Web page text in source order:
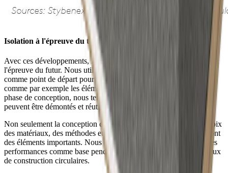
Isolation à l'épreuve du temps de Kingspan Unidek
Avec ces développements, Kingspan Unidek vise une production à
l'épreuve du futur. Nous utilisons le principe "Cradle to Cradle"
comme point de départ pour le développement de nos produits
comme par exemple les éléments de toiture Unidek Aero. Dès la
phase de conception, nous tenons compte du fait que ces éléments
peuvent être démontés et réutilisés à la fin de leur cycle de vie.
Non seulement la conception du produit y est adaptée, mais le choix
des matériaux, des méthodes et des processus de production en sont
des éléments importants. Nous choisissons d'utiliser l'ensemble des
performances comme base pendant le cycle de vie de nos matériaux
de construction circulaires.